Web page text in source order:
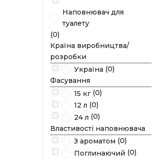
Наповнювач для
туалету
(0)
Країна виробництва/
розробки
Україна (0)
Фасування
15 кг (0)
12 л (0)
24 л (0)
Властивості наповнювача
З ароматом (0)
Поглинаючий (0)